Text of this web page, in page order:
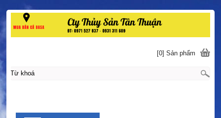
[0] Sản phẩm